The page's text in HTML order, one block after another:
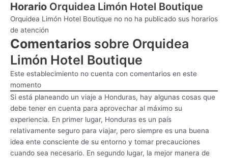
Horario Orquidea Limón Hotel Boutique
Orquidea Limón Hotel Boutique no no ha publicado sus horarios
de atención
Comentarios sobre Orquidea
Limón Hotel Boutique
Este establecimiento no cuenta con comentarios en este
momento
Si está planeando un viaje a Honduras, hay algunas cosas que
debe tener en cuenta para aprovechar al máximo su
experiencia. En primer lugar, Honduras es un país
relativamente seguro para viajar, pero siempre es una buena
idea ente consciente de su entorno y tomar precauciones
cuando sea necesario. En segundo lugar, la mejor manera de